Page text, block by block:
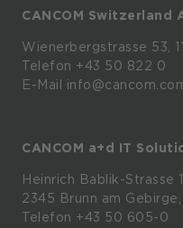
CANCOM Switzerland
Wienerbergstrasse 53,
Telefon +43 50 822 0
E-Mail
CANCOM a+d IT
Heinrich Bablik-Strasse
2345 Brunn am
Telefon +43 50 605-0